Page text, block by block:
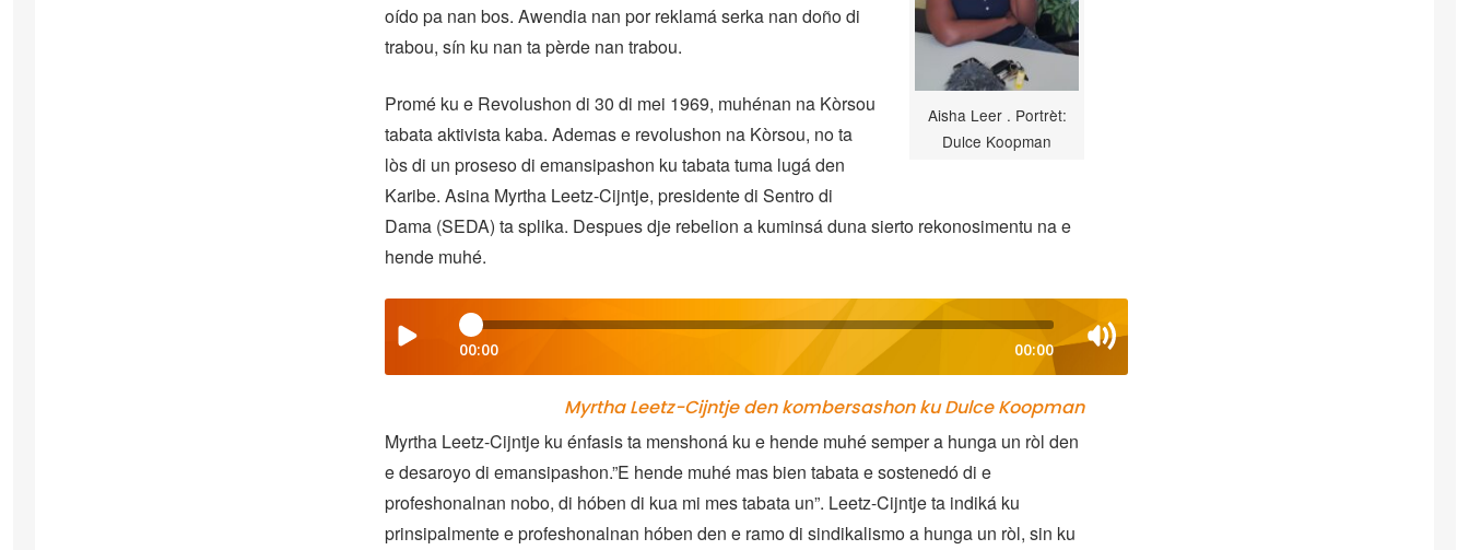
Aisha Leer . Portrèt:
Dulce Koopman
oído pa nan bos. Awendia nan por reklamá serka nan doño di
trabou, sín ku nan ta pèrde nan trabou.
Promé ku e Revolushon di 30 di mei 1969, muhénan na Kòrsou
tabata aktivista kaba. Ademas e revolushon na Kòrsou, no ta
lòs di un proseso di emansipashon ku tabata tuma lugá den
Karibe. Asina Myrtha Leetz-Cijntje, presidente di Sentro di
Dama (SEDA) ta splika. Despues dje rebelion a kuminsá duna sierto rekonosimentu na e
hende muhé.
00:00 00:00
Myrtha Leetz-Cijntje den kombersashon ku Dulce Koopman
Myrtha Leetz-Cijntje ku énfasis ta menshoná ku e hende muhé semper a hunga un ròl den
e desaroyo di emansipashon.”E hende muhé mas bien tabata e sostenedó di e
profeshonalnan nobo, di hóben di kua mi mes tabata un”. Leetz-Cijntje ta indiká ku
prinsipalmente e profeshonalnan hóben den e ramo di sindikalismo a hunga un ròl, sin ku